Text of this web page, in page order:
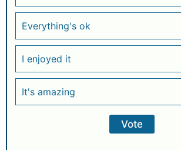
Everything's ok
I enjoyed it
It's amazing